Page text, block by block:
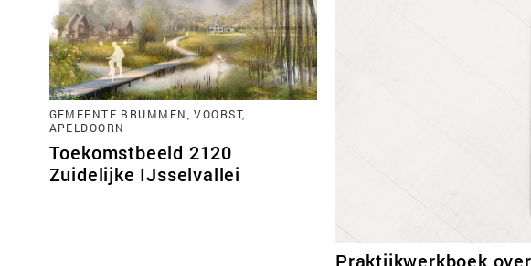
GEMEENTE BRUMMEN, VOORST,
APELDOORN
Toekomstbeeld 2120
Zuidelijke IJsselvallei
Praktijkwerkboek